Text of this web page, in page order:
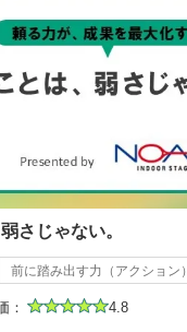
さじゃない。
前に踏み出す力（アクション）
： 4.8